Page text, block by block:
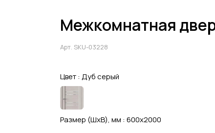
Межкомнатная
Арт. SKU-03228
Цвет : Дуб серый
Размер (ШхВ), мм : 600x2000